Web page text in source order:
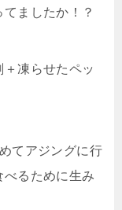
ましたか！？
凍らせたペッ
てアジングに行
べるために生み